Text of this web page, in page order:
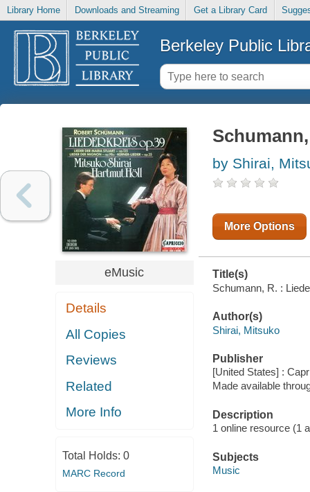
Library Home Downloads and Streaming Get a Library Card
Berkeley Public
eMusic
Details
All Copies
Reviews
Related
More Info
Total Holds: 0
MARC Record
by Shirai,
More Options
Title(s)
Schumann, R. :
Author(s)
Shirai, Mitsuko
Publisher
[United States] :
Made available
Description
1 online resource (1
Subjects
Music